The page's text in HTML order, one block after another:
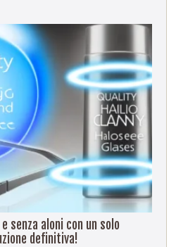
senza aloni con un solo
definitiva!